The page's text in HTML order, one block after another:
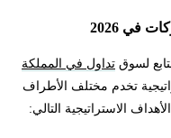
في 2026
لسوق تداول في المملكة
تخدم مختلف الأطراف
الاستراتيجية التالي: